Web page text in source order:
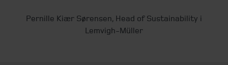
Pernille Kiær Sørensen, Head of Sustainability i
Lemvigh-Müller